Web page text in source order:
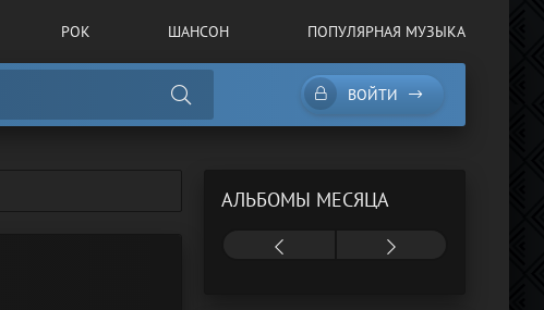
РОК ШАНСОН ПОПУЛЯРНАЯ МУЗЫКА
ВОЙТИ
АЛЬБОМЫ МЕСЯЦА